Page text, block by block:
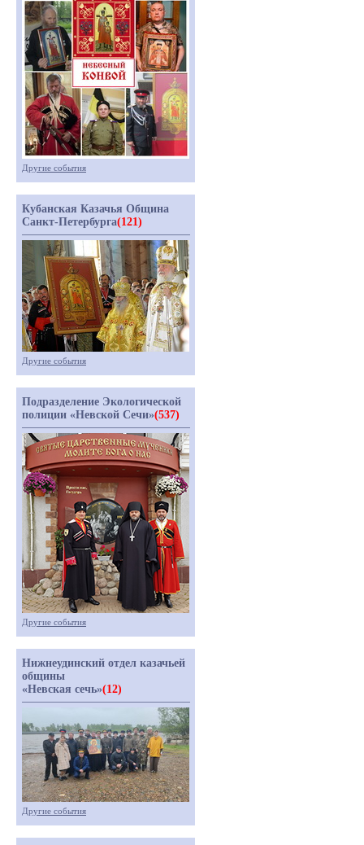
Другие события
Кубанская Казачья Община
Санкт-Петербурга(121)
Другие события
Подразделение Экологической
полиции «Невской Сечи»(537)
Другие события
Нижнеудинский отдел казачьей
общины
«Невская сечь»(12)
Другие события